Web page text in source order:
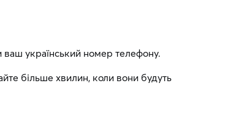
ваш український номер телефону.
більше хвилин, коли вони будуть